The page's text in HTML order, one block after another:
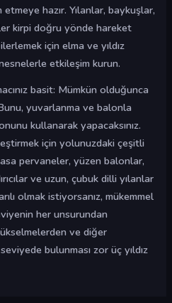
etmeye hazır. Yılanlar, baykuşlar,
kirpi doğru yönde hareket
için elma ve yıldız
etkileşim kurun.
basit: Mümkün olduğunca
yuvarlanma ve balonla
kullanarak yapacaksınız.
için yolunuzdaki çeşitli
pervaneler, yüzen balonlar,
ve uzun, çubuk dilli yılanlar
olmak istiyorsanız, mükemmel
her unsurundan
ve diğer
bulunması zor üç yıldız